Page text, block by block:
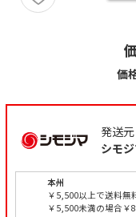
価
発送元
シモ
本州
￥5,500以上で送料無
￥5,500未満の場合￥